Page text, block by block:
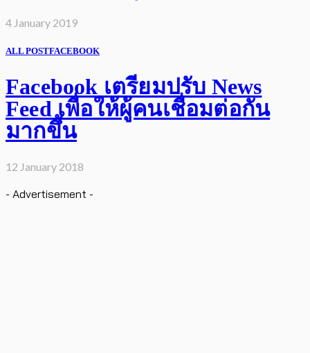
4 January 2019
ALL POSTFACEBOOK
Facebook เตรียมปรับ News
Feed เพื่อให้ผู้คนเชื่อมต่อกัน
มากขึ้น
12 January 2018
- Advertisement -